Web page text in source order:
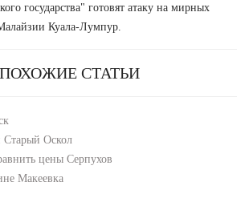
государства" готовят атаку на мирных
Куала-Лумпур.
ПОХОЖИЕ СТАТЬИ
Старый Оскол
цены Серпухов
Макеевка